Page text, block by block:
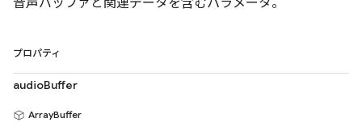
音声バッファと関連データを含むパラメータ。
プロパティ
audioBuffer
ArrayBuffer